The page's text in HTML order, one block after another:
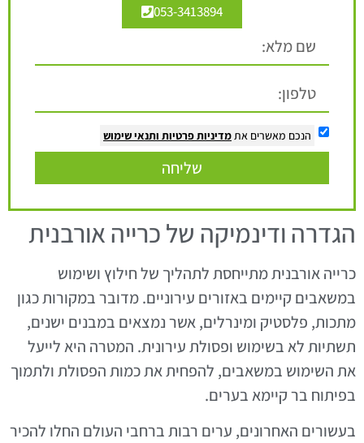
053-3413894
הנכם מאשרים את מדיניות פרטיות ותנאי שימוש
שליחה
הגדרה ודינמיקה של כרייה אורבנית
כרייה אורבנית מתייחסת לתהליך של חילוץ ושימוש
במשאבים קיימים באזורים עירוניים. מדובר במקורות כגון
מתכות, פלסטיק ומינרלים, אשר נמצאים במבנים ישנים,
תשתיות לא בשימוש ופסולת עירונית. המטרה היא לייעל
את השימוש במשאבים, להפחית את כמות הפסולת ולתמוך
בפיתוח בר קיימא בערים.
בעשורים האחרונים, ערים רבות ברחבי העולם החלו להכיר